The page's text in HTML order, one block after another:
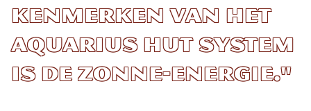
kenmerken van het
Aquarius Hut System
is de zonne-energie."